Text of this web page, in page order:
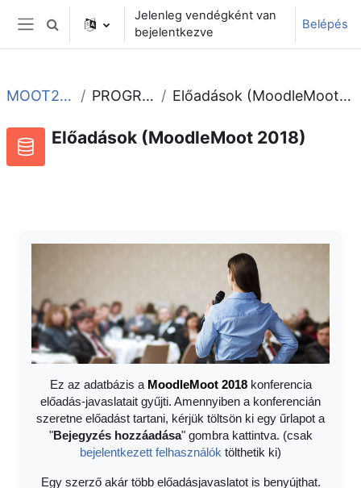
Tovább a fő tartalomhoz
Oldalpanel
Keresési bemeneti adatok váltása
Jelenleg vendégként van
bejelentkezve
Belépés
MOOT2018 PROGRAM Előadások (MoodleMoot 2018)
Előadások (MoodleMoot 2018)
Ez az adatbázis a MoodleMoot 2018konferencia
előadás-javaslatait gyűjti. Amennyiben a konferencián
szeretne előadást tartani, kérjük töltsön ki egy űrlapot a
"Bejegyzés hozzáadása" gombra kattintva. (csak
bejelentkezett felhasználók tölthetik ki)
Egy szerző akár több előadásjavaslatot is benyújthat.